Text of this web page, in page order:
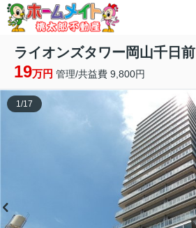
ライオンズタワー岡山千日前
19万円 管理/共益費 9,800円
1/17